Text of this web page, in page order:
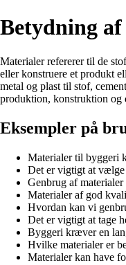
Betydning
Materialer refererer til de
eller konstruere et produkt
metal og plast til stof,
produktion, konstruktion og
Eksempler på
Materialer til byggeri
Det er vigtigt at vælge
Genbrug af
Materialer af god
Hvordan kan vi
Det er vigtigt at tage
Byggeri kræver en
Hvilke materialer er
Materialer kan have